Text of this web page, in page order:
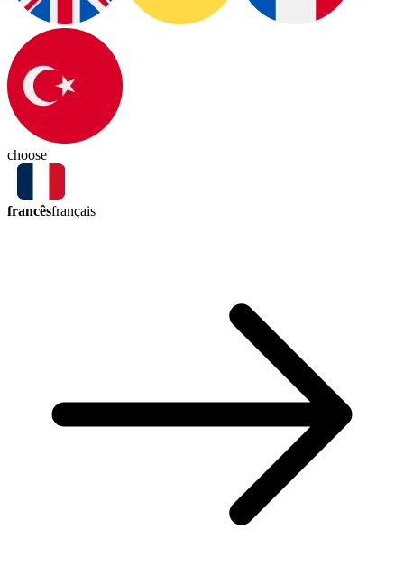
choose
francêsfrançais